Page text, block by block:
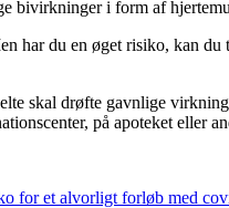
i form af
har du en øget risiko, kan
skal drøfte gavnlige
på apoteket eller
for et alvorligt forløb med